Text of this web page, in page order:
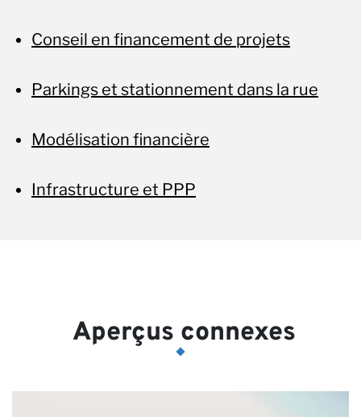
Conseil en financement de projets
Parkings et stationnement dans la rue
Modélisation financière
Infrastructure et PPP
Aperçus connexes